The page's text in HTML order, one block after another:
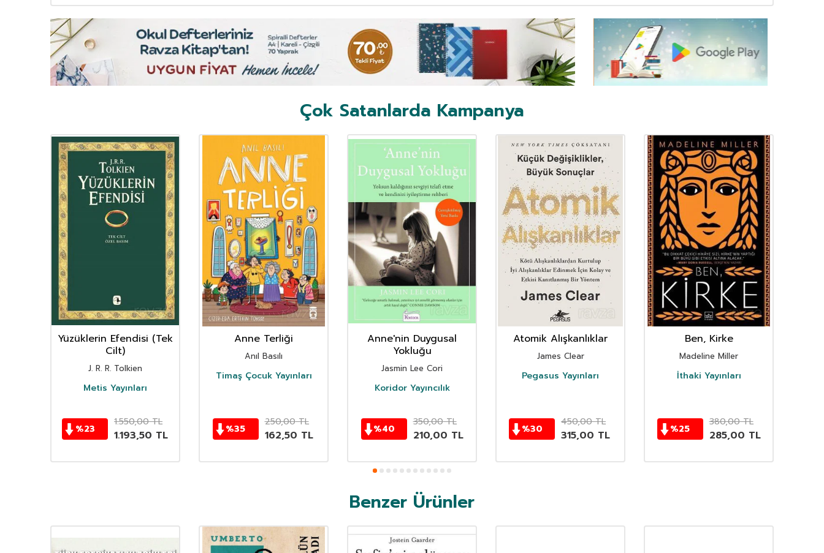
Çok Satanlarda Kampanya
Yüzüklerin Efendisi (Tek
Cilt)
J. R. R. Tolkien
Metis Yayınları
%23
1.550,00TL
1.193,50 TL
Anne Terliği
Anıl Basılı
Timaş Çocuk Yayınları
%35
250,00TL
162,50 TL
Anne'nin Duygusal
Yokluğu
Jasmin Lee Cori
Koridor Yayıncılık
%40
350,00TL
210,00 TL
Atomik Alışkanlıklar
James Clear
Pegasus Yayınları
%30
450,00TL
315,00 TL
Ben, Kirke
Madeline Miller
İthaki Yayınları
%25
380,00TL
285,00 TL
Benzer Ürünler